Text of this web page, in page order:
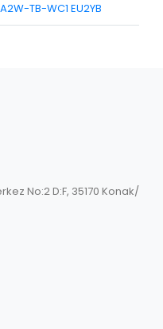
A2W-TB-WC1 EU2YB
No:2 D:F, 35170 Konak/